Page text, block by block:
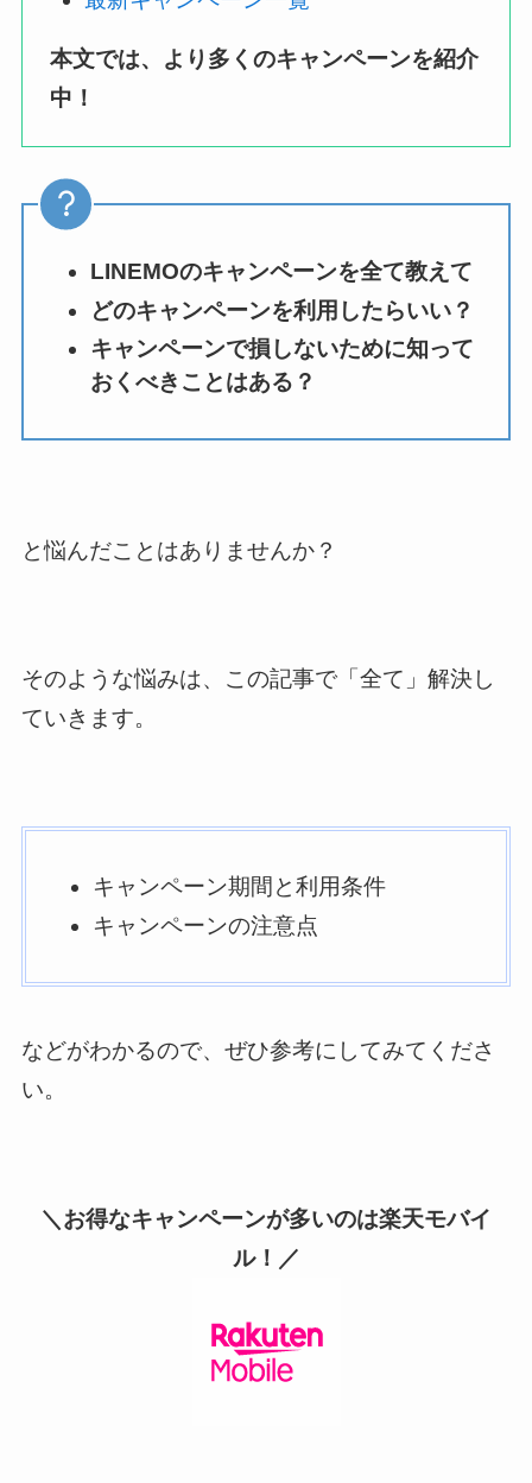
本文では、より多くのキャンペーンを紹介
中！
LINEMOのキャンペーンを全て教えて
どのキャンペーンを利用したらいい？
キャンペーンで損しないために知って
おくべきことはある？
と悩んだことはありませんか？
そのような悩みは、この記事で「全て」解決し
ていきます。
キャンペーン期間と利用条件
キャンペーンの注意点
などがわかるので、ぜひ参考にしてみてくださ
い。
＼お得なキャンペーンが多いのは楽天モバイ
ル！／